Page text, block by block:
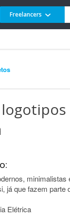
Freelancers
minimalistas
já que fazem
Elétrica